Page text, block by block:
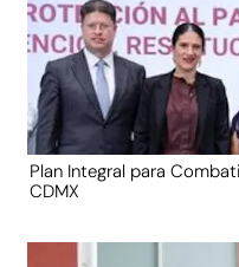
Plan Integral para
CDMX